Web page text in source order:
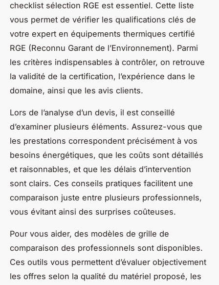
checklist sélection RGE est essentiel. Cette liste
vous permet de vérifier les qualifications clés de
votre expert en équipements thermiques certifié
RGE (Reconnu Garant de l’Environnement). Parmi
les critères indispensables à contrôler, on retrouve
la validité de la certification, l’expérience dans le
domaine, ainsi que les avis clients.
Lors de l’analyse d’un devis, il est conseillé
d’examiner plusieurs éléments. Assurez-vous que
les prestations correspondent précisément à vos
besoins énergétiques, que les coûts sont détaillés
et raisonnables, et que les délais d’intervention
sont clairs. Ces conseils pratiques facilitent une
comparaison juste entre plusieurs professionnels,
vous évitant ainsi des surprises coûteuses.
Pour vous aider, des modèles de grille de
comparaison des professionnels sont disponibles.
Ces outils vous permettent d’évaluer objectivement
les offres selon la qualité du matériel proposé, les